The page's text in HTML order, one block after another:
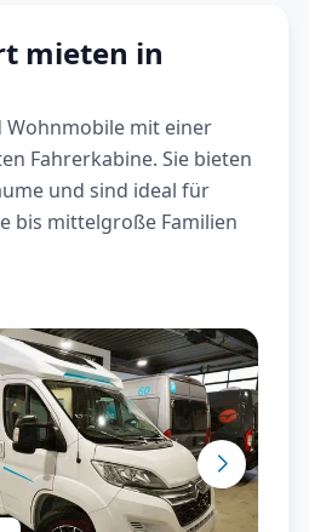
mieten in
mit einer
Fahrerkabine. Sie bieten
und sind ideal für
bis mittelgroße Familien